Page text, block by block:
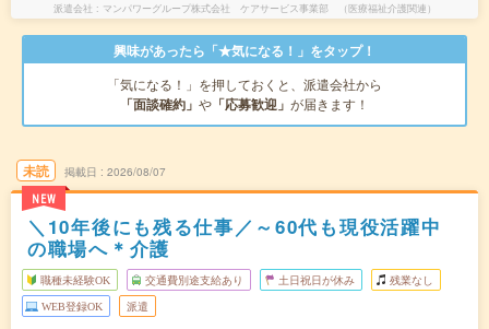
派遣会社 マンパワーグループ株式会社 ケアサービス事業部 （医療福祉介護関連）
興味があったら「★気になる！」をタップ！
「気になる！」を押しておくと、派遣会社から
「面談確約」 や 「応募歓迎」 が届きます！
未読
NEW
掲載日 2026/08/07
＼10年後にも残る仕事／～60代も現役活躍中
の職場へ＊介護
職種未経験OK 交通費別途支給あり 土日祝日が休み 残業なし
WEB登録OK 派遣